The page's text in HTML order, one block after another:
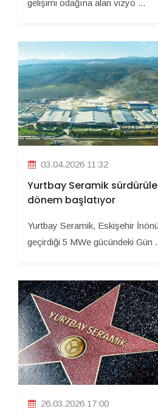
gelişimi odağına alan vizyo ...
03.04.2026 11:32
Yurtbay Seramik
dönem başlatıyor
Yurtbay Seramik, Eskişehir
geçirdiği 5 MWe gücündeki Gün
26.03.2026 17:00